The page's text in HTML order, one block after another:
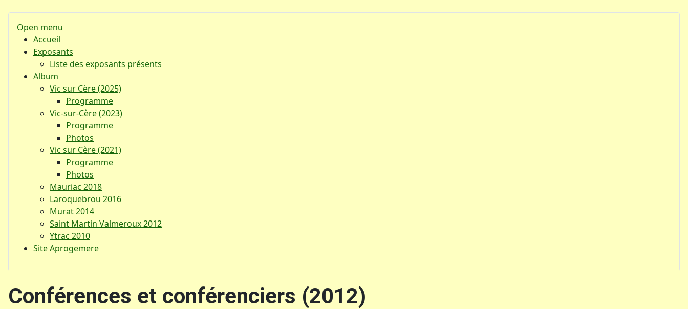
Open menu
Accueil
Exposants
Liste des exposants présents
Album
Vic sur Cère (2025)
Programme
Vic-sur-Cère (2023)
Programme
Photos
Vic sur Cère (2021)
Programme
Photos
Mauriac 2018
Laroquebrou 2016
Murat 2014
Saint Martin Valmeroux 2012
Ytrac 2010
Site Aprogemere
Conférences et conférenciers (2012)